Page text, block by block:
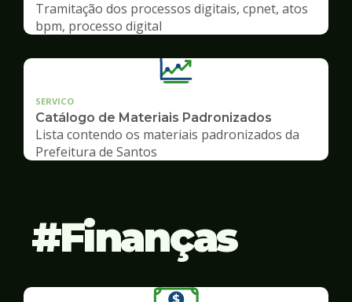
Tramitação dos processos digitais, cpnet, atos
bpm, processo digital
SERVICO
Catálogo de Materiais Padronizados
Lista contendo os materiais padronizados da
Prefeitura de Santos
Finanças